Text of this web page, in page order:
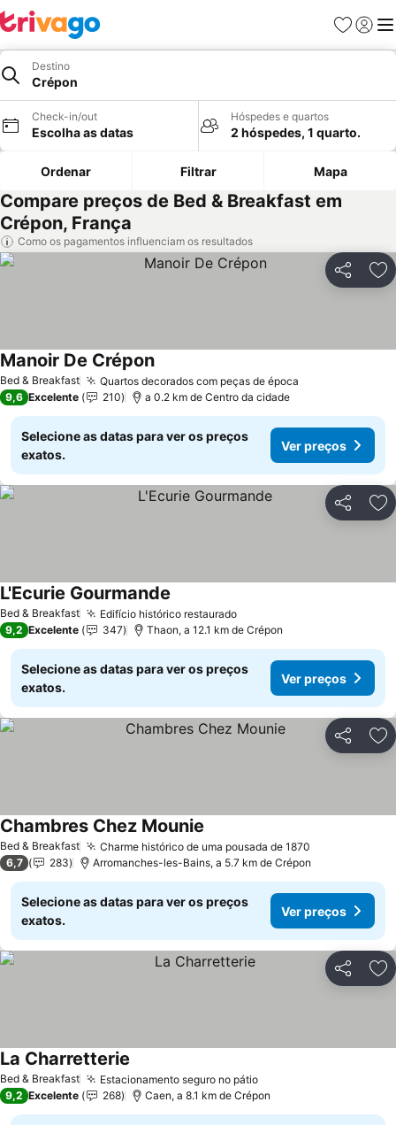
Favoritos
Iniciar
Destino
Crépon
Check-in/out
Escolha as datas
Hóspedes e quartos
2 hóspedes, 1 quarto.
Ordenar Filtrar Mapa
Compare preços de Bed & Breakfast em
Crépon, França
Como os pagamentos influenciam os resultados
Partilhar
Bed & Breakfast Quartos decorados com peças de época
Manoir De CréponVer preços
9,6 Excelente 210 a 0.2 km de Centro da cidade
Selecione as datas para ver os preços
exatos.
Ver preços
Partilhar
Bed & Breakfast Edifício histórico restauradoVer preços
L'Ecurie Gourmande
9,2 Excelente 347 Thaon, a 12.1 km de Crépon
Selecione as datas para ver os preços
exatos.
Ver preços
Partilhar
Bed & Breakfast Charme histórico de uma pousada de 1870
Chambres Chez Mounie
6,7 283 Arromanches-les-Bains, a 5.7 km de Crépon
Selecione as datas para ver os preços
exatos.
Ver preços
Partilhar
Bed & Breakfast Estacionamento seguro no pátioVer preços
La Charretterie
9,2 Excelente 268 Caen, a 8.1 km de Crépon